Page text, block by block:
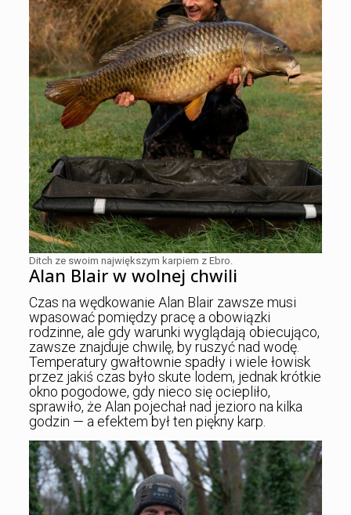
Ditch ze swoim największym karpiem z Ebro.
Alan Blair w wolnej chwili
Czas na wędkowanie Alan Blair zawsze musi
wpasować pomiędzy pracę a obowiązki
rodzinne, ale gdy warunki wyglądają obiecująco,
zawsze znajduje chwilę, by ruszyć nad wodę.
Temperatury gwałtownie spadły i wiele łowisk
przez jakiś czas było skute lodem, jednak krótkie
okno pogodowe, gdy nieco się ociepliło,
sprawiło, że Alan pojechał nad jezioro na kilka
godzin — a efektem był ten piękny karp.